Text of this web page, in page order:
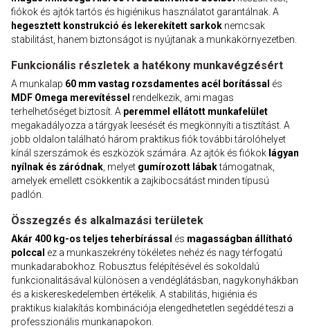
fiókok és ajtók tartós és higiénikus használatot garantálnak. A
hegesztett konstrukció és lekerekített sarkok nemcsak
stabilitást, hanem biztonságot is nyújtanak a munkakörnyezetben.
Funkcionális részletek a hatékony munkavégzésért
A munkalap 60 mm vastag rozsdamentes acél borítással és
MDF Omega merevítéssel rendelkezik, ami magas
terhelhetőséget biztosít. A peremmel ellátott munkafelület
megakadályozza a tárgyak leesését és megkönnyíti a tisztítást. A
jobb oldalon található három praktikus fiók további tárolóhelyet
kínál szerszámok és eszközök számára. Az ajtók és fiókok lágyan
nyílnak és záródnak , melyet gumírozott lábaktámogatnak,
amelyek emellett csökkentik a zajkibocsátást minden típusú
padlón.
Összegzés és alkalmazási területek
Akár 400 kg-os teljes teherbírással és magasságban állítható
polccal ez a munkaszekrény tökéletes nehéz és nagy térfogatú
munkadarabokhoz. Robusztus felépítésével és sokoldalú
funkcionalitásával különösen a vendéglátásban, nagykonyhákban
és a kiskereskedelemben értékelik. A stabilitás, higiénia és
praktikus kialakítás kombinációja elengedhetetlen segéddé teszi a
professzionális munkanapokon.